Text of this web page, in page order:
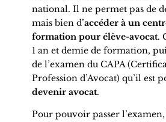
national. Il ne permet pas de
mais bien d’accéder à un
formation pour élève-avocat.
1 an et demie de formation,
de l’examen du CAPA
Profession d’Avocat) qu’il est
devenir avocat.
Pour pouvoir passer